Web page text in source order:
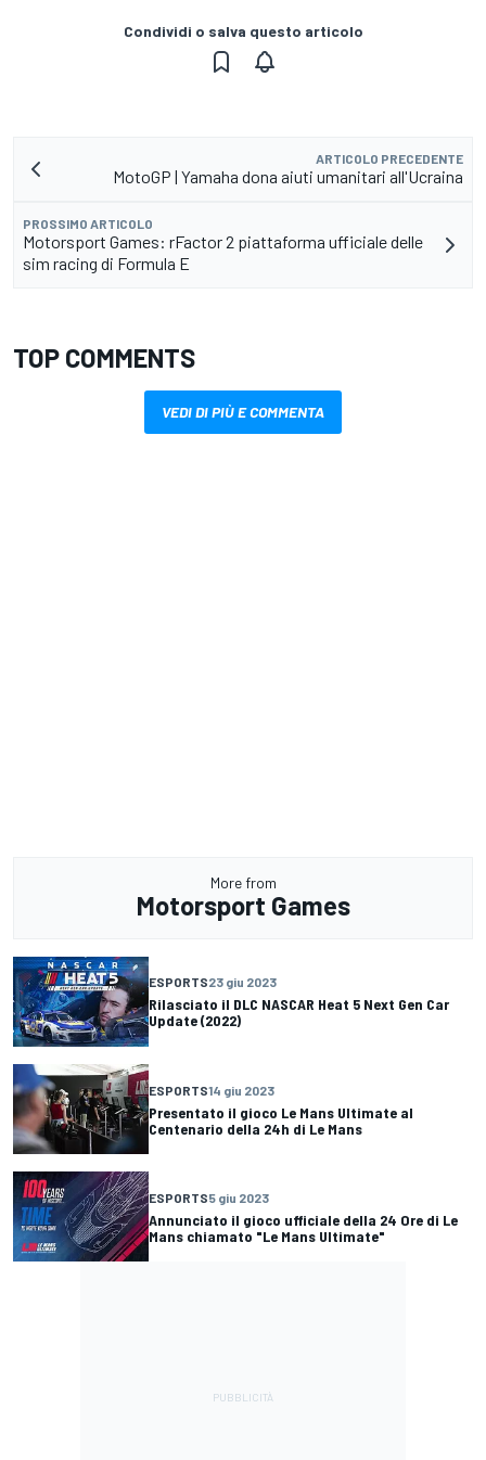
Condividi o salva questo articolo
ARTICOLO PRECEDENTE
MotoGP | Yamaha dona aiuti umanitari all'Ucraina
PROSSIMO ARTICOLO
Motorsport Games: rFactor 2 piattaforma ufficiale delle
sim racing di Formula E
TOP COMMENTS
VEDI DI PIÙ E COMMENTA
More from
Motorsport Games
ESPORTS23 giu 2023
Rilasciato il DLC NASCAR Heat 5 Next Gen Car
Update (2022)
ESPORTS14 giu 2023
Presentato il gioco Le Mans Ultimate al
Centenario della 24h di Le Mans
ESPORTS5 giu 2023
Annunciato il gioco ufficiale della 24 Ore di Le
Mans chiamato "Le Mans Ultimate"